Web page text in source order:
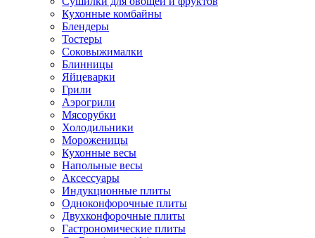
Кухонные комбайны
Блендеры
Тостеры
Соковыжималки
Блинницы
Яйцеварки
Грили
Аэрогрили
Мясорубки
Холодильники
Мороженицы
Кухонные весы
Напольные весы
Аксессуары
Индукционные плиты
Одноконфорочные плиты
Двухконфорочные плиты
Гастрономические плиты